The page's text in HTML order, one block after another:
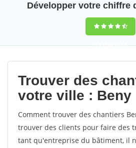
Développer votre chiffre
9,5(100%)58
votes
Trouver des
votre ville : Beny
Comment trouver des chantiers
trouver des clients pour faire des
tant qu'entreprise du bâtiment, il